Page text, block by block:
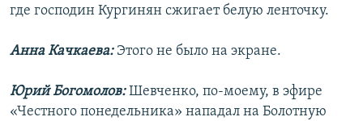
где господин Кургинян сжигает белую ленточку.
Анна Качкаева:Этого не было на экране.
Юрий Богомолов:Шевченко, по-моему, в эфире
«Честного понедельника» нападал на Болотную